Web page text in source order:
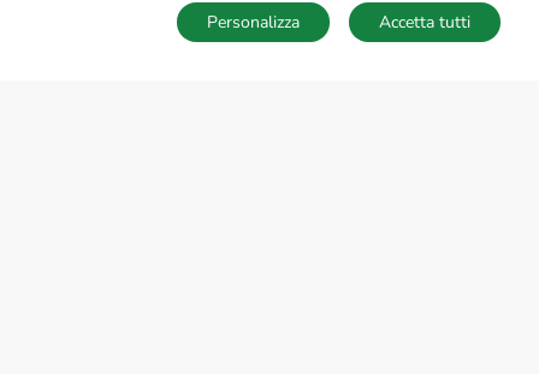
SALVA RICERCA
Accetta tutti
Personalizza